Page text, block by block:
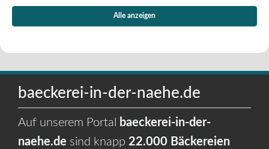
Alle anzeigen
baeckerei-in-der-naehe.de
Auf unserem Portal
baeckerei-in-der-
naehe.de sind knapp 22.000 Bäckereien